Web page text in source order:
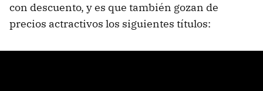
con descuento, y es que también gozan de
precios actractivos los siguientes títulos: